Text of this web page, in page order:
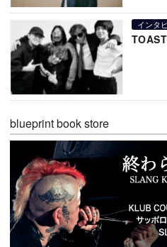
インタ
blueprint book store